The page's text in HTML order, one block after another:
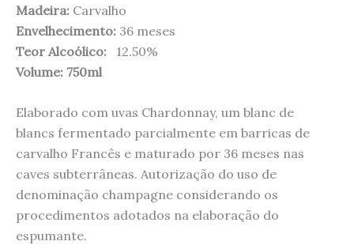
Madeira: Carvalho
Envelhecimento: 36 meses
Teor Alcoólico:
12.50%
Volume: 750ml
Elaborado com uvas Chardonnay, um blanc de
blancs fermentado parcialmente em barricas de
carvalho Francês e maturado por 36 meses nas
caves subterrâneas. Autorização do uso de
denominação champagne considerando os
procedimentos adotados na elaboração do
espumante.